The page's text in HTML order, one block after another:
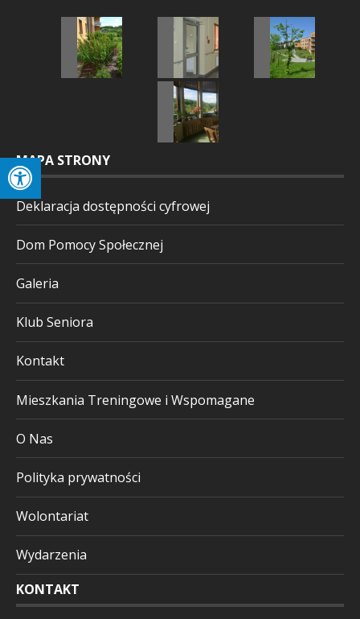
MAPA STRONY
Deklaracja dostępności cyfrowej
Dom Pomocy Społecznej
Galeria
Klub Seniora
Kontakt
Mieszkania Treningowe i Wspomagane
O Nas
Polityka prywatności
Wolontariat
Wydarzenia
KONTAKT